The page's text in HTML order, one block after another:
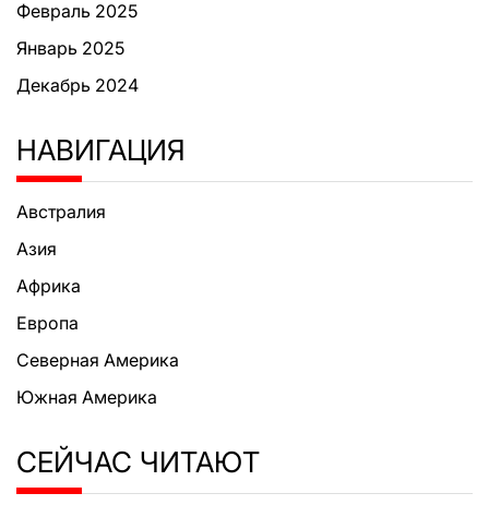
Февраль 2025
Январь 2025
Декабрь 2024
НАВИГАЦИЯ
Австралия
Азия
Африка
Европа
Северная Америка
Южная Америка
СЕЙЧАС ЧИТАЮТ